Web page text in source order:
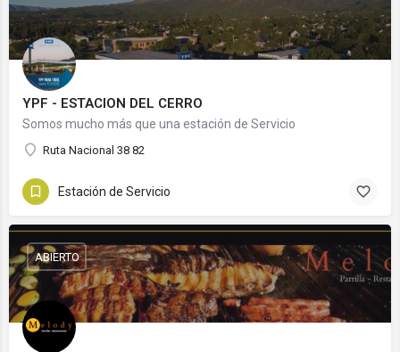
YPF - ESTACION DEL CERRO
Somos mucho más que una estación de Servicio
Ruta Nacional 38 82
Estación de Servicio
ABIERTO